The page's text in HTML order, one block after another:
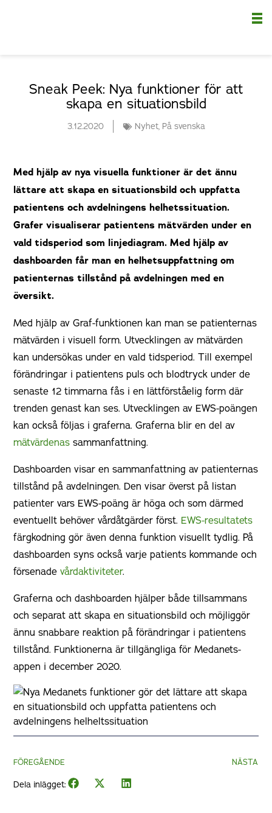
Sneak Peek: Nya funktioner för att
skapa en situationsbild
3.12.2020 Nyhet, På svenska
Med hjälp av nya visuella funktioner är det ännu
lättare att skapa en situationsbild och uppfatta
patientens och avdelningens helhetssituation.
Grafer visualiserar patientens mätvärden under en
vald tidsperiod som linjediagram. Med hjälp av
dashboarden får man en helhetsuppfattning om
patienternas tillstånd på avdelningen med en
översikt.
Med hjälp av Graf-funktionen kan man se patienternas
mätvärden i visuell form. Utvecklingen av mätvärden
kan undersökas under en vald tidsperiod. Till exempel
förändringar i patientens puls och blodtryck under de
senaste 12 timmarna fås i en lättförståelig form där
trenden genast kan ses. Utvecklingen av EWS-poängen
kan också följas i graferna. Graferna blir en del av
mätvärdenassammanfattning.
Dashboarden visar en sammanfattning av patienternas
tillstånd på avdelningen. Den visar överst på listan
patienter vars EWS-poäng är höga och som därmed
eventuellt behöver vårdåtgärder först. EWS-resultatets
färgkodning gör även denna funktion visuellt tydlig. På
dashboarden syns också varje patients kommande och
försenadevårdaktiviteter.
Graferna och dashboarden hjälper både tillsammans
och separat att skapa en situationsbild och möjliggör
ännu snabbare reaktion på förändringar i patientens
tillstånd. Funktionerna är tillgängliga för Medanets-
appen i december 2020.
FÖREGÅENDE NÄSTA
Dela inlägget: